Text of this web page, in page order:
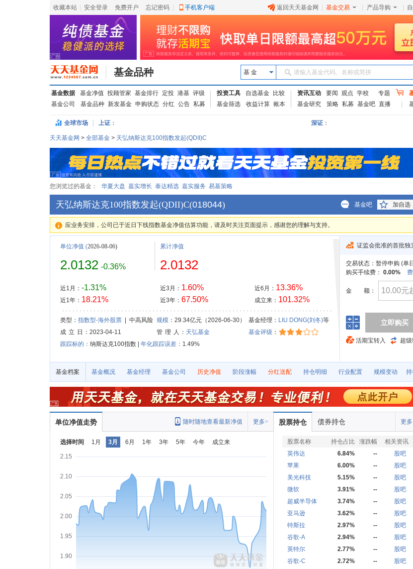
收藏本站 安全登录 免费开户 忘记密码 手机客户端 返回天天基金网 基金交易 产品导购
基金品种 基 金 请输入基金代码、名称或简拼
基金数据 基金净值 投顾管家 基金排行 定投 港基 评级
基金公司
基金品种 新发基金 申购状态 分红 公告 私募
投资工具 自选基金
比较
基金筛选
收益计算 账本
资讯互动 要闻 观点 学校
专题
基金研究
策略 私募 基金吧 直播
全球市场 上证： 深证：
天天基金网 > 全部基金 > 天弘纳斯达克100指数发起(QDII)C
您浏览过的基金： 华夏大盘 嘉实增长 泰达精选 嘉实服务 易基策略
天弘纳斯达克100指数发起(QDII)C(018044) 基金吧 加自选
应业务安排，公司已于近日下线指数基金净值估算功能，请及时关注页面提示，感谢您的理解与支持。
单位净值 (2026-08-06)
2.0132 -0.36%
近1月： -1.31%
近1年： 18.21%
累计净值
2.0132
近3月： 1.60%
近3年： 67.50%
近6月： 13.36%
成立来： 101.32%
类型： 指数型-海外股票| 中高风险 规模：29.34亿元（2026-06-30） 基金经理： LIU DONG(刘冬)等
成 立 日
：2023-04-11 管 理 人 ： 天弘基金 基金评级 ：
跟踪标的： 纳斯达克100指数 | 年化跟踪误差： 1.49%
证监会批准的首批独
交易状态： 暂停申购 (单
购买手续费： 0.00%
金 额：
立即购买
活期宝转入 超
基金档案 基金概况 基金经理 基金公司 历史净值 阶段涨幅 分红送配 持仓明细 行业配置 规模变动 持
单位净值走势 更多>
随时随地查看最新净值
选择时间 1月 3月 6月 1年 3年 5年 今年 成立来
1.90
1.95
2.00
2.05
2.10
2.15
股票持仓 债券持仓 更
股票名称 持仓占比 涨跌幅
相关资讯
英伟达
6.84% --
股吧
苹果
6.00% --
股吧
美光科技
5.15% --
股吧
微软
3.91% --
股吧
超威半导体
3.74% --
股吧
亚马逊
3.62% --
股吧
特斯拉
2.97% --
股吧
谷歌-A
2.94% --
股吧
英特尔
2.77% --
股吧
谷歌-C
2.72% --
股吧